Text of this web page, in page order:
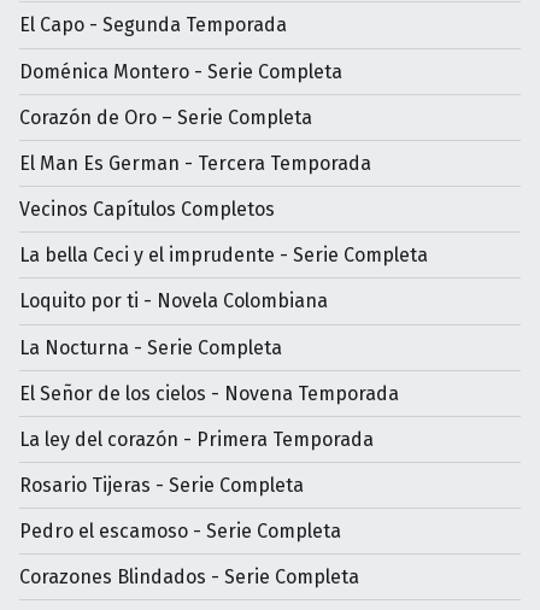
El Capo - Segunda Temporada
Doménica Montero - Serie Completa
Corazón de Oro – Serie Completa
El Man Es German - Tercera Temporada
Vecinos Capítulos Completos
La bella Ceci y el imprudente - Serie Completa
Loquito por ti - Novela Colombiana
La Nocturna - Serie Completa
El Señor de los cielos - Novena Temporada
La ley del corazón - Primera Temporada
Rosario Tijeras - Serie Completa
Pedro el escamoso - Serie Completa
Corazones Blindados - Serie Completa